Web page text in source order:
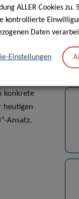
konkrete
heutigen
Ansatz.
ALLER Cookies zu.
kontrollierte
Daten
Einstellungen